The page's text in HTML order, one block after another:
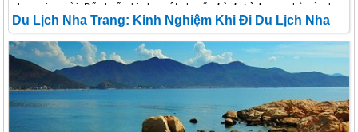
cho mọi người. Để chuẩn bị cho một chuyến hành trình trong hè này, bạn
nên tham khảo qua một số kinh nghiệm du lịch nha trang để có được chuyến
đi hoàn thiện nhất.
Du Lịch Nha Trang: Kinh Nghiệm Khi Đi Du Lịch Nha
Trang